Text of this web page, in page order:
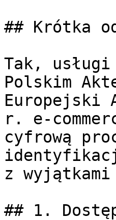
## Krótka
Tak,
Polskim
Europejski
r. e-
cyfrową
z
## 1.